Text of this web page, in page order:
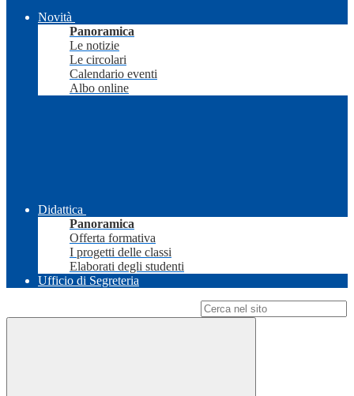
Novità
Panoramica
Le notizie
Le circolari
Calendario eventi
Albo online
Didattica
Panoramica
Offerta formativa
I progetti delle classi
Elaborati degli studenti
Ufficio di Segreteria